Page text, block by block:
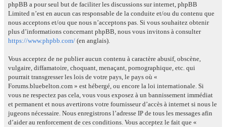
phpBB a pour seul but de faciliter les discussions sur internet, phpBB
Limited n’est en aucun cas responsable de la conduite et/ou du contenu que
nous acceptons et/ou que nous n’acceptons pas. Si vous souhaitez obtenir
plus d’informations concernant phpBB, nous vous invitons à consulter
https://www.phpbb.com/ (en anglais).
Vous acceptez de ne publier aucun contenu à caractère abusif, obscène,
vulgaire, diffamatoire, choquant, menaçant, pornographique, etc. qui
pourrait transgresser les lois de votre pays, le pays où «
Forums.bluebelton.com » est hébergé, ou encore la loi internationale. Si
vous ne respectez pas cela, vous vous exposez à un bannissement immédiat
et permanent et nous avertirons votre fournisseur d’accès à internet si nous le
jugeons nécessaire. Nous enregistrons l’adresse IP de tous les messages afin
d’aider au renforcement de ces conditions. Vous acceptez le fait que «